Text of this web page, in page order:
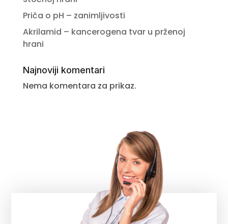
Priča o pH – zanimljivosti
Akrilamid – kancerogena tvar u prženoj
hrani
Najnoviji komentari
Nema komentara za prikaz.